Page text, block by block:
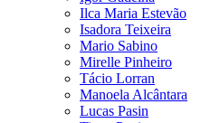
Ilca Maria Estevão
Isadora Teixeira
Mario Sabino
Mirelle Pinheiro
Tácio Lorran
Manoela Alcântara
Lucas Pasin